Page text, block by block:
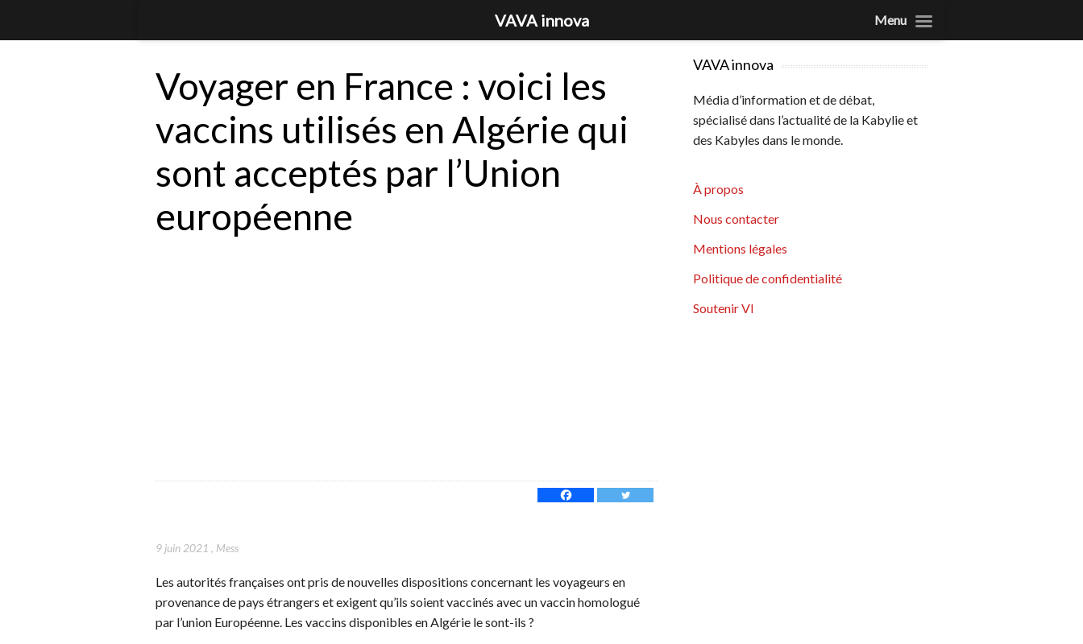
Voyager en France : voici les
vaccins utilisés en Algérie qui
sont acceptés par l’Union
européenne
9 juin 2021 , Mess
Les autorités françaises ont pris de nouvelles dispositions concernant les voyageurs en
provenance de pays étrangers et exigent qu’ils soient vaccinés avec un vaccin homologué
par l’union Européenne. Les vaccins disponibles en Algérie le sont-ils ?
VAVA innova
Média d’information et de débat,
spécialisé dans l’actualité de la Kabylie et
des Kabyles dans le monde.
À propos
Nous contacter
Mentions légales
Politique de confidentialité
Soutenir VI
VAVA innova Menu